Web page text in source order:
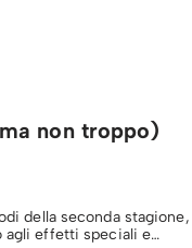
non troppo)
della seconda stagione,
agli effetti speciali e…